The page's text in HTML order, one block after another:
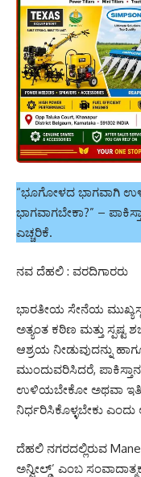
“ಭೂಗೋಳದ ಭಾಗವಾಗಿ
ಭಾಗವಾಗಬೇಕಾ?” –
ಎಚ್ಚರಿಕೆ.
ನವ ದೆಹಲಿ : ವರದಿಗಾರರು
ಭಾರತೀಯ ಸೇನೆಯ ಮುಖ್ಯಸ್ಥ
ಅತ್ಯಂತ ಕಠಿಣ ಮತ್ತು ಸ್ಪಷ್ಟ
ಆಶ್ರಯ ನೀಡುವುದನ್ನು
ಮುಂದುವರಿಸಿದರೆ,
ಉಳಿಯಬೇಕೋ ಅಥವಾ
ನಿರ್ಧರಿಸಿಕೊಳ್ಳಬೇಕು
ದೆಹಲಿ ನಗರದಲ್ಲಿರುವ
ಅನ್ವೀಲ್ಡ್’ ಎಂಬ